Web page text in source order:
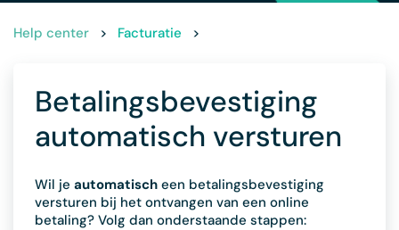
Help center > Facturatie >
Betalingsbevestiging
automatisch versturen
Wil je automatisch een betalingsbevestiging
versturen bij het ontvangen van een online
betaling? Volg dan onderstaande stappen: